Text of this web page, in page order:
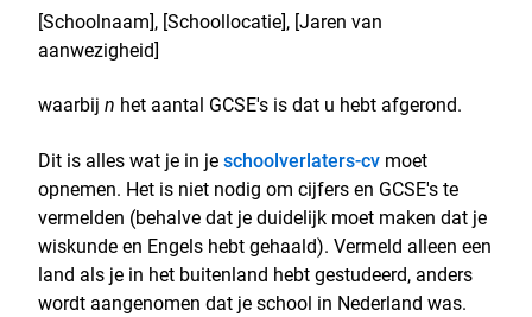
[Schoolnaam], [Schoollocatie], [Jaren van
aanwezigheid]
waarbij n het aantal GCSE's is dat u hebt afgerond.
Dit is alles wat je in jeschoolverlaters-cv moet
opnemen. Het is niet nodig om cijfers en GCSE's te
vermelden (behalve dat je duidelijk moet maken dat je
wiskunde en Engels hebt gehaald). Vermeld alleen een
land als je in het buitenland hebt gestudeerd, anders
wordt aangenomen dat je school in Nederland was.